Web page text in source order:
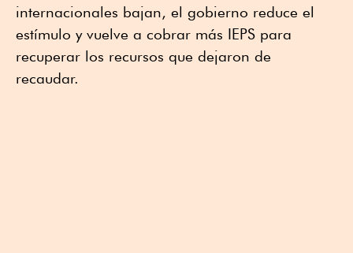
internacionales bajan, el gobierno reduce el
estímulo y vuelve a cobrar más IEPS para
recuperar los recursos que dejaron de
recaudar.